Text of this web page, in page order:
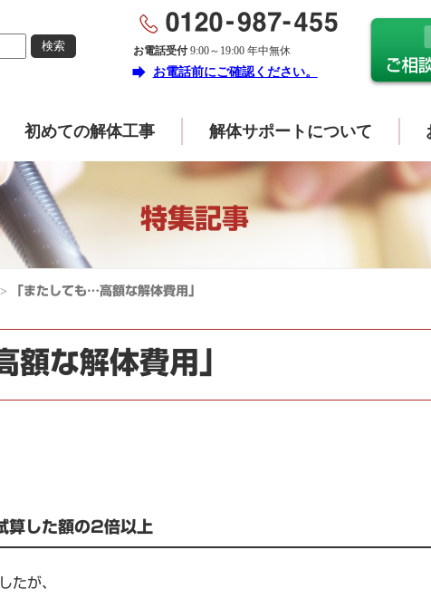
お電話受付9:00～19:00 年中無休
forward お電話前にご確認ください。
初めての解体工事 解体サポートについて
特集記事
> 「またしても…高額な解体費用」
額な解体費用」
算した額の2倍以上
たが、